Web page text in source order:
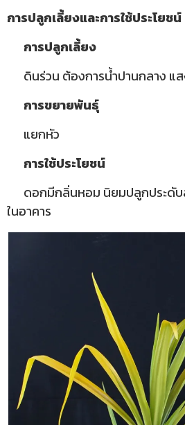
การปลูกเลี้ยงและการใช้ประโยชน์
การปลูกเลี้ยง
ดินร่วน ต้องการน้ำปานกลาง แ
การขยายพันธุ์
แยกหัว
การใช้ประโยชน์
ดอกมีกลิ่นหอม นิยมปลูกประดั
ในอาคาร